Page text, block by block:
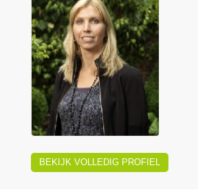
BEKIJK VOLLEDIG PROFIEL